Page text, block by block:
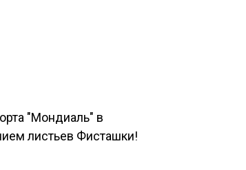
"Мондиаль" в
листьев Фисташки!